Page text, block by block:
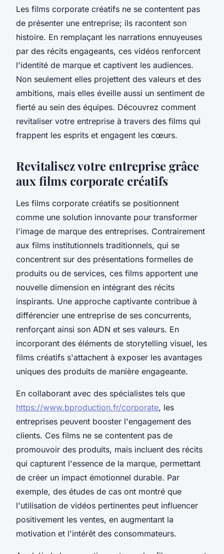
Les films corporate créatifs ne se contentent pas
de présenter une entreprise; ils racontent son
histoire. En remplaçant les narrations ennuyeuses
par des récits engageants, ces vidéos renforcent
l'identité de marque et captivent les audiences.
Non seulement elles projettent des valeurs et des
ambitions, mais elles éveille aussi un sentiment de
fierté au sein des équipes. Découvrez comment
revitaliser votre entreprise à travers des films qui
frappent les esprits et engagent les cœurs.
Revitalisez votre entreprise grâce
aux films corporate créatifs
Les films corporate créatifs se positionnent
comme une solution innovante pour transformer
l'image de marque des entreprises. Contrairement
aux films institutionnels traditionnels, qui se
concentrent sur des présentations formelles de
produits ou de services, ces films apportent une
nouvelle dimension en intégrant des récits
inspirants. Une approche captivante contribue à
différencier une entreprise de ses concurrents,
renforçant ainsi son ADN et ses valeurs. En
incorporant des éléments de storytelling visuel, les
films créatifs s'attachent à exposer les avantages
uniques des produits de manière engageante.
En collaborant avec des spécialistes tels que
https://www.bproduction.fr/corporate, les
entreprises peuvent booster l'engagement des
clients. Ces films ne se contentent pas de
promouvoir des produits, mais incluent des récits
qui capturent l'essence de la marque, permettant
de créer un impact émotionnel durable. Par
exemple, des études de cas ont montré que
l'utilisation de vidéos pertinentes peut influencer
positivement les ventes, en augmentant la
motivation et l'intérêt des consommateurs.